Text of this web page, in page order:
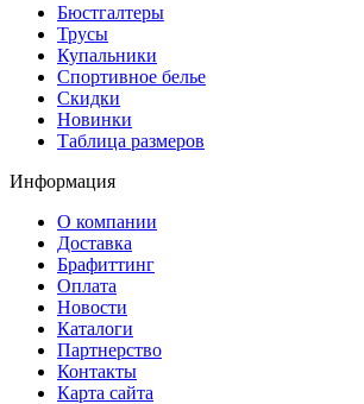
Бюстгалтеры
Трусы
Купальники
Спортивное белье
Скидки
Новинки
Таблица размеров
Информация
О компании
Доставка
Брафиттинг
Оплата
Новости
Каталоги
Партнерство
Контакты
Карта сайта